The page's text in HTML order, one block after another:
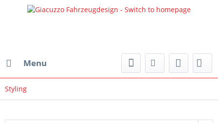
Menu
Styling